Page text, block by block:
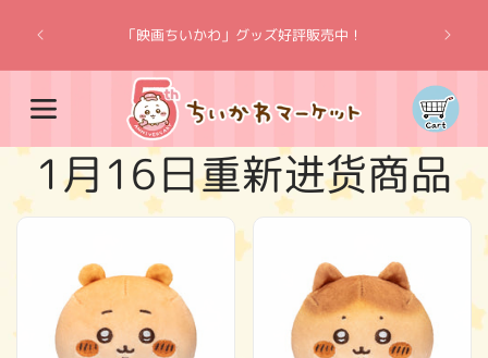
容
「映画ちいかわ」グッズ好評販売中！
购
物
车
收
藏
1月16日重新进货商品